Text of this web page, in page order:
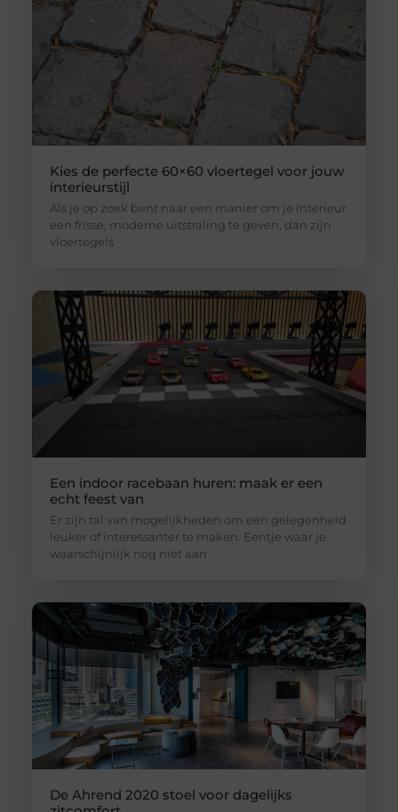
Kies de perfecte 60×60 vloertegel voor jouw
interieurstijl
Als je op zoek bent naar een manier om je interieur
een frisse, moderne uitstraling te geven, dan zijn
vloertegels
Een indoor racebaan huren: maak er een
echt feest van
Er zijn tal van mogelijkheden om een gelegenheid
leuker of interessanter te maken. Eentje waar je
waarschijnlijk nog niet aan
De Ahrend 2020 stoel voor dagelijks